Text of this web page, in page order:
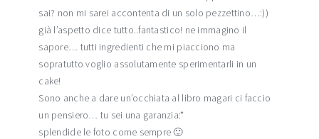
sai? non mi sarei accontenta di un solo pezzettino…:))
già l’aspetto dice tutto..fantastico! ne immagino il
sapore… tutti ingredienti che mi piacciono ma
sopratutto voglio assolutamente sperimentarli in un
cake!
Sono anche a dare un’occhiata al libro magari ci faccio
un pensiero… tu sei una garanzia:*
splendide le foto come sempre 🙂